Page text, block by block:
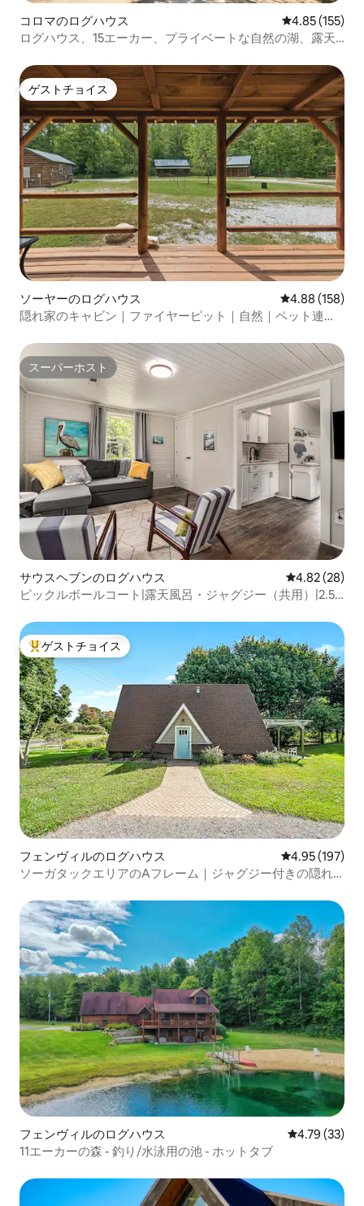
コロマのログハウス レビュー155
4.85 (155)
ログハウス、15エーカー、プライベートな自然の湖、露天
ゲストチョイス
ゲストチョイス
ソーヤーのログハウス レビュー158
4.88 (158)
隠れ家のキャビン｜ファイヤーピット｜自然｜ペット連れ
スーパーホスト
スーパーホスト
サウスヘブンのログハウス レビュー28
4.82 (28)
ピックルボールコート|露天風呂・ジャグジー（共用）|2.5
大好評のゲストチョイスです。
ゲストチョイス
フェンヴィルのログハウス レビュー197
4.95 (197)
ソーガタックエリアのAフレーム｜ジャグジー付きの隠れ
フェンヴィルのログハウス レビュー33
4.79 (33)
11エーカーの森 - 釣り/水泳用の池 - ホットタブ